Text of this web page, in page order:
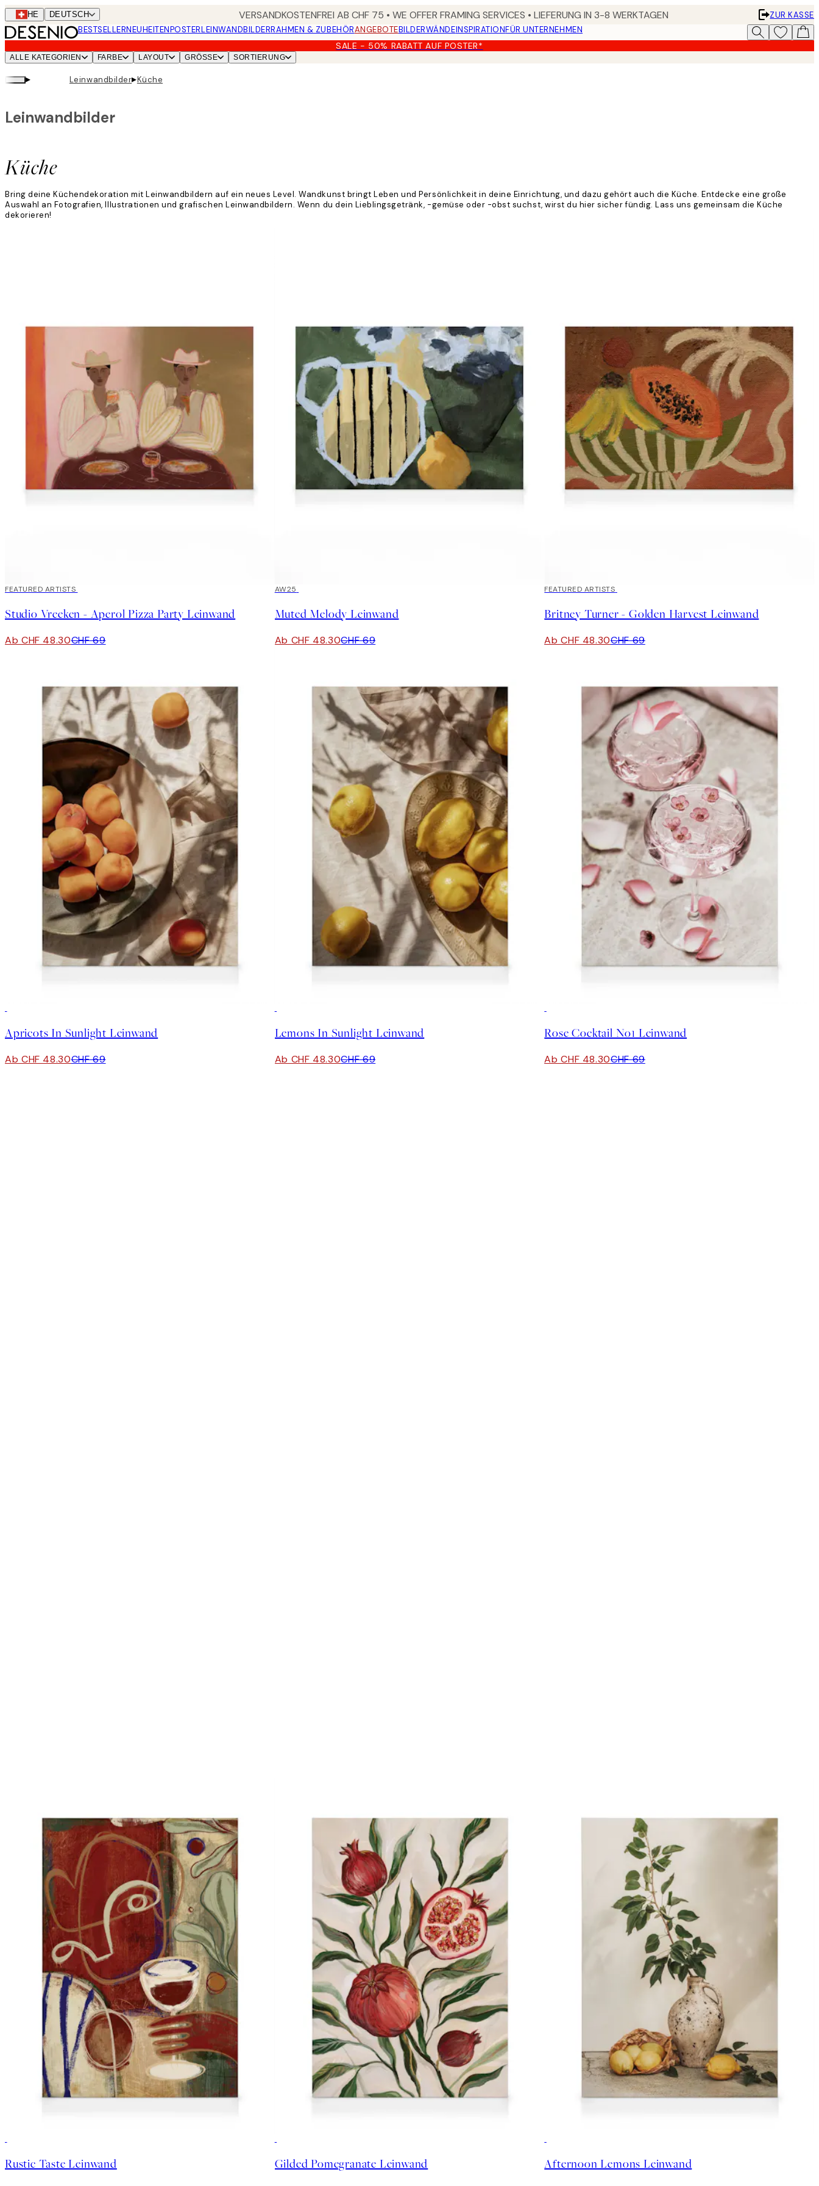
Skip
to
main
content.
CHE DEUTSCH VERSANDKOSTENFREI AB CHF 75 • WE OFFER FRAMING SERVICES • LIEFERUNG IN 3-8 WERKTAGEN
ZUR KASSE
BESTSELLERNEUHEITENPOSTERLEINWANDBILDERRAHMEN & ZUBEHÖRANGEBOTEBILDERWÄNDEINSPIRATIONFÜR UNTERNEHMEN
SALE - 50% RABATT AUF POSTER*
ALLE KATEGORIEN FARBE LAYOUT GRÖSSE SORTIERUNG
▸ Leinwandbilder▸Küche
Küche
Leinwandbilder
Bring deine Küchendekoration mit Leinwandbildern auf ein neues Level. Wandkunst bringt Leben und Persönlichkeit in deine Einrichtung, und dazu gehört auch die Küche. Entdecke eine große
Auswahl an Fotografien, Illustrationen und grafischen Leinwandbildern. Wenn du dein Lieblingsgetränk, -gemüse oder -obst suchst, wirst du hier sicher fündig. Lass uns gemeinsam die Küche
dekorieren!
30%*
FEATURED ARTISTS
Studio Vreeken - Aperol Pizza Party Leinwand
Ab CHF 48.30CHF 69
30%*
AW25
Muted Melody Leinwand
Ab CHF 48.30CHF 69
30%*
FEATURED ARTISTS
Britney Turner - Golden Harvest Leinwand
Ab CHF 48.30CHF 69
Apricots In Sunlight Leinwand
Ab CHF 48.30CHF 69
Lemons In Sunlight Leinwand
Ab CHF 48.30CHF 69
Rose Cocktail No1 Leinwand
Ab CHF 48.30CHF 69
Rustic Taste Leinwand Gilded Pomegranate Leinwand Afternoon Lemons Leinwand